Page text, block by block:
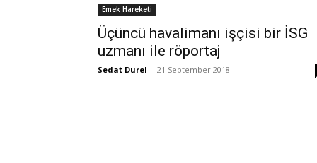
Emek Hareketi
Üçüncü havalimanı işçisi bir İSG
uzmanı ile röportaj
Sedat Durel - 21 September 2018